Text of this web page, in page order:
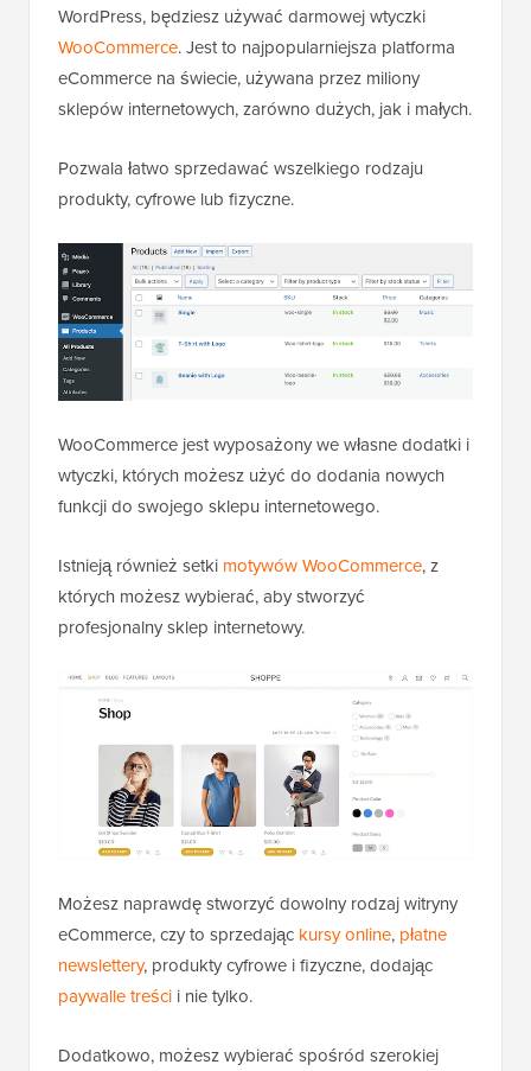
WordPress, będziesz używać darmowej wtyczki
WooCommerce. Jest to najpopularniejsza platforma
eCommerce na świecie, używana przez miliony
sklepów internetowych, zarówno dużych, jak i małych.
Pozwala łatwo sprzedawać wszelkiego rodzaju
produkty, cyfrowe lub fizyczne.
WooCommerce jest wyposażony we własne dodatki i
wtyczki, których możesz użyć do dodania nowych
funkcji do swojego sklepu internetowego.
Istnieją również setki motywów WooCommerce, z
których możesz wybierać, aby stworzyć
profesjonalny sklep internetowy.
Możesz naprawdę stworzyć dowolny rodzaj witryny
eCommerce, czy to sprzedając kursy online, płatne
newslettery, produkty cyfrowe i fizyczne, dodając
paywalle treści i nie tylko.
Dodatkowo, możesz wybierać spośród szerokiej